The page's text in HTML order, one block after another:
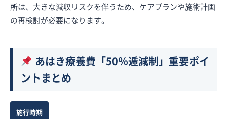
所は、大きな減収リスクを伴うため、ケアプランや施術計画
の再検討が必要になります。
あはき療養費「50％逓減制」重要ポイ
ントまとめ
施行時期